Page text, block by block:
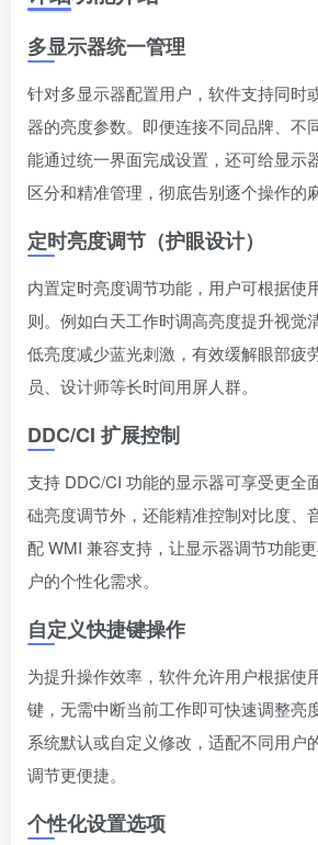
多显示器统一管理
针对多显示器配置用户，软件支持同时
器的亮度参数。即便连接不同品牌、不
能通过统一界面完成设置，还可给显示
区分和精准管理，彻底告别逐个操作的
定时亮度调节（护眼设计）
内置定时亮度调节功能，用户可根据使
则。例如白天工作时调高亮度提升视觉
低亮度减少蓝光刺激，有效缓解眼部疲
员、设计师等长时间用屏人群。
DDC/CI 扩展控制
支持 DDC/CI 功能的显示器可享受更全
础亮度调节外，还能精准控制对比度、
配 WMI 兼容支持，让显示器调节功能
户的个性化需求。
自定义快捷键操作
为提升操作效率，软件允许用户根据使
键，无需中断当前工作即可快速调整亮
系统默认或自定义修改，适配不同用户
调节更便捷。
个性化设置选项